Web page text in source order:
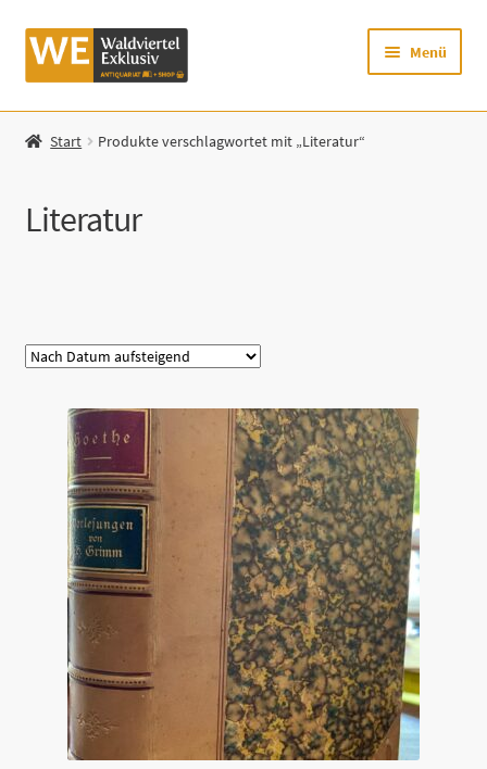
Zur
Navigation
Zum
Inhalt
Menü
Startseite
Mein Konto
Zur Waldviertel Exklusiv-Website
Start Produkte verschlagwortet mit „Literatur“
Literatur